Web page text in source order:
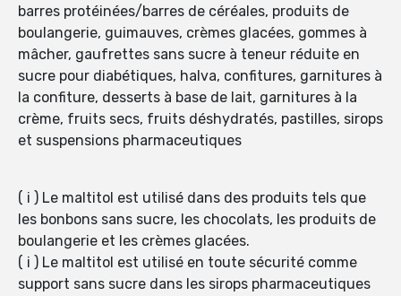
barres protéinées/barres de céréales, produits de
boulangerie, guimauves, crèmes glacées, gommes à
mâcher, gaufrettes sans sucre à teneur réduite en
sucre pour diabétiques, halva, confitures, garnitures à
la confiture, desserts à base de lait, garnitures à la
crème, fruits secs, fruits déshydratés, pastilles, sirops
et suspensions pharmaceutiques
( i ) Le maltitol est utilisé dans des produits tels que
les bonbons sans sucre, les chocolats, les produits de
boulangerie et les crèmes glacées.
( i ) Le maltitol est utilisé en toute sécurité comme
support sans sucre dans les sirops pharmaceutiques